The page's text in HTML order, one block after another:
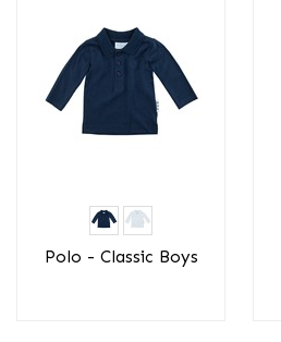
Polo - Classic Boys